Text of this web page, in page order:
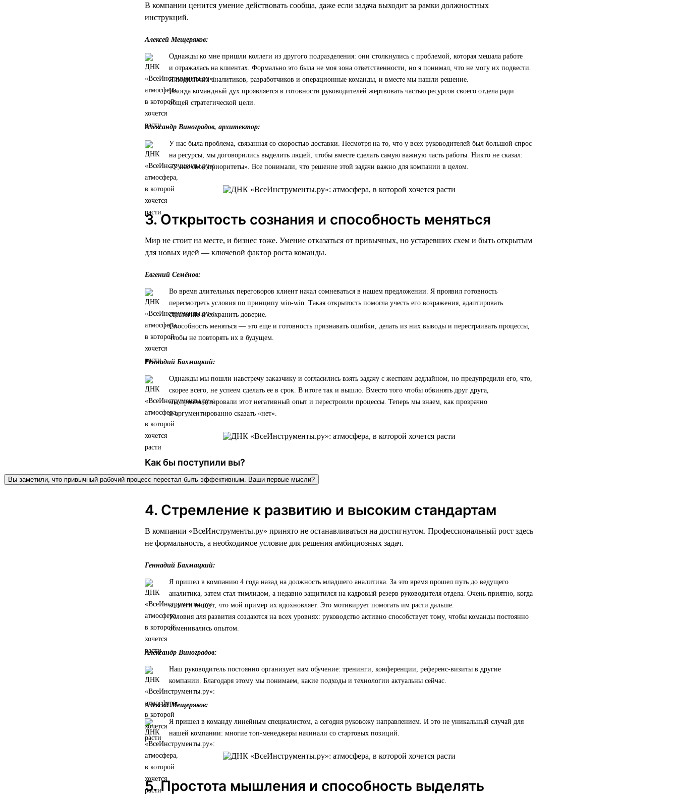
В компании ценится умение действовать сообща, даже если задача выходит за рамки должностных
инструкций.
Алексей Мещеряков:
Однажды ко мне пришли коллеги из другого подразделения: они столкнулись с проблемой, которая мешала работе
и отражалась на клиентах. Формально это была не моя зона ответственности, но я понимал, что не могу их подвести.
Я подключил аналитиков, разработчиков и операционные команды, и вместе мы нашли решение.
Иногда командный дух проявляется в готовности руководителей жертвовать частью ресурсов своего отдела ради
общей стратегической цели.
Александр Виноградов, архитектор:
У нас была проблема, связанная со скоростью доставки. Несмотря на то, что у всех руководителей был большой спрос
на ресурсы, мы договорились выделить людей, чтобы вместе сделать самую важную часть работы. Никто не сказал:
«У нас свои приоритеты». Все понимали, что решение этой задачи важно для компании в целом.
3. Открытость сознания и способность меняться
Мир не стоит на месте, и бизнес тоже. Умение отказаться от привычных, но устаревших схем и быть открытым
для новых идей — ключевой фактор роста команды.
Евгений Семёнов:
Во время длительных переговоров клиент начал сомневаться в нашем предложении. Я проявил готовность
пересмотреть условия по принципу win-win. Такая открытость помогла учесть его возражения, адаптировать
стратегию и сохранить доверие.
Способность меняться — это еще и готовность признавать ошибки, делать из них выводы и перестраивать процессы,
чтобы не повторять их в будущем.
Геннадий Бахмацкий:
Однажды мы пошли навстречу заказчику и согласились взять задачу с жестким дедлайном, но предупредили его, что,
скорее всего, не успеем сделать ее в срок. В итоге так и вышло. Вместо того чтобы обвинять друг друга,
мы проанализировали этот негативный опыт и перестроили процессы. Теперь мы знаем, как прозрачно
и аргументированно сказать «нет».
Как бы поступили вы?
Вы заметили, что привычный рабочий процесс перестал быть эффективным. Ваши первые мысли?
4. Стремление к развитию и высоким стандартам
В компании «ВсеИнструменты.ру» принято не останавливаться на достигнутом. Профессиональный рост здесь
не формальность, а необходимое условие для решения амбициозных задач.
Геннадий Бахмацкий:
Я пришел в компанию 4 года назад на должность младшего аналитика. За это время прошел путь до ведущего
аналитика, затем стал тимлидом, а недавно защитился на кадровый резерв руководителя отдела. Очень приятно, когда
коллеги пишут, что мой пример их вдохновляет. Это мотивирует помогать им расти дальше.
Условия для развития создаются на всех уровнях: руководство активно способствует тому, чтобы команды постоянно
обменивались опытом.
Александр Виноградов:
Наш руководитель постоянно организует нам обучение: тренинги, конференции, референс-визиты в другие
компании. Благодаря этому мы понимаем, какие подходы и технологии актуальны сейчас.
Алексей Мещеряков:
Я пришел в команду линейным специалистом, а сегодня руковожу направлением. И это не уникальный случай для
нашей компании: многие топ-менеджеры начинали со стартовых позиций.
5. Простота мышления и способность выделять